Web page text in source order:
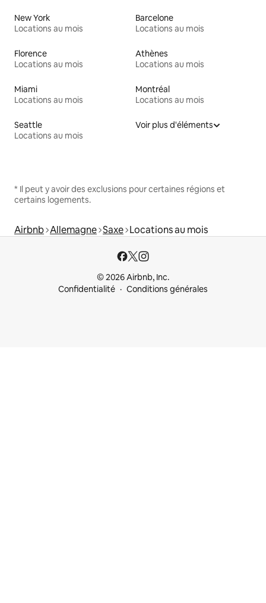
New York
Locations au mois
Barcelone
Locations au mois
Florence
Locations au mois
Athènes
Locations au mois
Miami
Locations au mois
Montréal
Locations au mois
Seattle
Locations au mois
Voir plus d'éléments
* Il peut y avoir des exclusions pour certaines régions et
certains logements.
Airbnb Allemagne Saxe Locations au mois
© 2026 Airbnb, Inc.
Confidentialité
Conditions générales